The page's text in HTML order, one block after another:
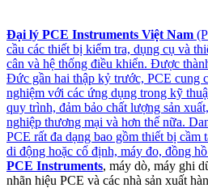
Đại lý PCE Instruments Việt Nam
cầu các thiết bị kiểm tra, dụng cụ và
cân và hệ thống điều khiển. Được
Đức gần hai thập kỷ trước, PCE cung
nghiệm với các ứng dụng trong kỹ
quy trình, đảm bảo chất lượng sản
nghiệp thương mại và hơn thế nữa.
PCE rất đa dạng bao gồm thiết bị cầm
di động hoặc cố định, máy đo, đồng
PCE Instruments, máy dò, máy ghi
nhãn hiệu PCE và các nhà sản xuất